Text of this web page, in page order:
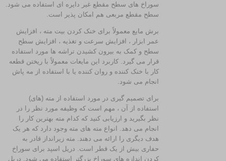
سوراخ های سطح مقطع غیر دایره ای استفاده می شود.
سطح مقطع مربعی هم امکان پذیر است.
برش مایع معمولاً برای خنک کردن بیت مته ، افزایش
عمر ابزار ، افزایش سرعت و تغذیه ، افزایش سطح
سطح و کمک به بیرون کشیدن تراشه ها مورد استفاده
قرار می گیرد. کاربرد این مایعات معمولاً با ریختن قطعه
کار با خنک کننده و روان کننده یا با استفاده از مه پاش
انجام می شود.
برای تصمیم گیری در مورد استفاده از مته (های)
استفاده از آن ، مهم است که وظیفه مورد نظر را در
نظر بگیرید و ارزیابی کنید که کدام مته بهترین کار را
انجام می دهد. انواع مته های مته وجود دارد که هر یک
هدف دیگری را ارائه می دهند. مته زیرانداز قادر به
حفاری بیش از یک قطر است. دریل اسپد برای سوراخ
کردن اندازه های سوراخ بزرگتر استفاده می شود. دریل